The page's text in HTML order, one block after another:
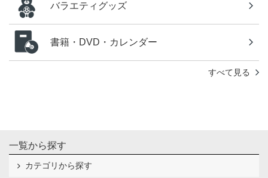
バラエティグッズ
書籍・DVD・カレンダー
すべて見る
一覧から探す
カテゴリから探す